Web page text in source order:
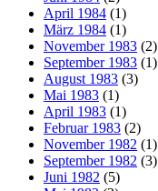
April 1984 (1)
März 1984 (1)
November 1983 (2)
September 1983 (1)
August 1983 (3)
Mai 1983 (1)
April 1983 (1)
Februar 1983 (2)
November 1982 (1)
September 1982 (3)
Juni 1982 (5)